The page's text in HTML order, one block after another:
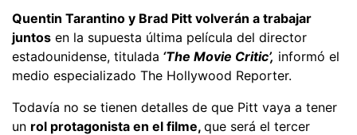
Quentin Tarantino y Brad Pitt volverán a trabajar
juntos en la supuesta última película del director
estadounidense, titulada ‘The Movie Critic’, informó el
medio especializado The Hollywood Reporter.
Todavía no se tienen detalles de que Pitt vaya a tener
un rol protagonista en el filme, que será el tercer